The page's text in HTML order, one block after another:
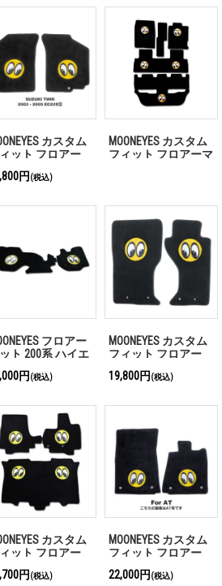
カスタム
ット フロアー
ト SUZUKI (スズ
Twin / フロント
円 (税込)
MOONEYES カスタム
フィット フロアーマ
フロアー
ト 200系 ハイエ
円 (税込)
MOONEYES カスタム
フィット フロアー
ダ) ロードスター
19,800円 (税込)
カスタム
ット フロアー
BOX / N-ONE / N
円 (税込)
MOONEYES カスタム
フィット フロアー
レディ Z(RZ34型)
22,000円 (税込)